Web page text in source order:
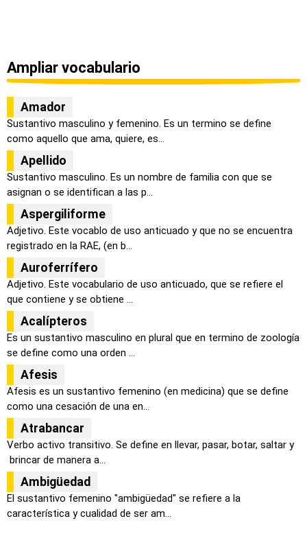
Ampliar vocabulario
Amador
Sustantivo masculino y femenino. Es un termino se define
como aquello que ama, quiere, es...
Apellido
Sustantivo masculino. Es un nombre de familia con que se
asignan o se identifican a las p...
Aspergiliforme
Adjetivo. Este vocablo de uso anticuado y que no se encuentra
registrado en la RAE, (en b...
Auroferrífero
Adjetivo. Este vocabulario de uso anticuado, que se refiere el
que contiene y se obtiene ...
Acalípteros
Es un sustantivo masculino en plural que en termino de zoología
se define como una orden ...
Afesis
Afesis es un sustantivo femenino (en medicina) que se define
como una cesación de una en...
Atrabancar
Verbo activo transitivo. Se define en llevar, pasar, botar, saltar y
brincar de manera a...
Ambigüedad
El sustantivo femenino "ambigüedad" se refiere a la
característica y cualidad de ser am...